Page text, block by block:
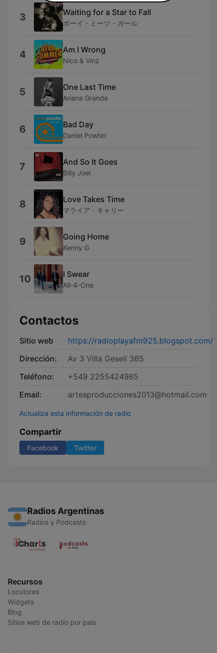
3 Waiting for a Star to Fall
ボーイ・ミーツ・ガール
4 Am I Wrong
Nico & Vinz
5 One Last Time
Ariana Grande
6 Bad Day
Daniel Powter
7 And So It Goes
Billy Joel
8 Love Takes Time
マライア・キャリー
9 Going Home
Kenny G
10 I Swear
All-4-One
Contactos
Sitio web
https://radioplayafm925.blogspot.com/
Dirección:
Av 3 Villa Gesell 365
Teléfono:
+549 2255424965
Email:
artesproducciones2013@hotmail.com
Actualiza esta información de radio
Compartir
Facebook Twitter
Radios Argentinas
Radios y Podcasts
Recursos
Locutores
Widgets
Blog
Sitios web de radio por país